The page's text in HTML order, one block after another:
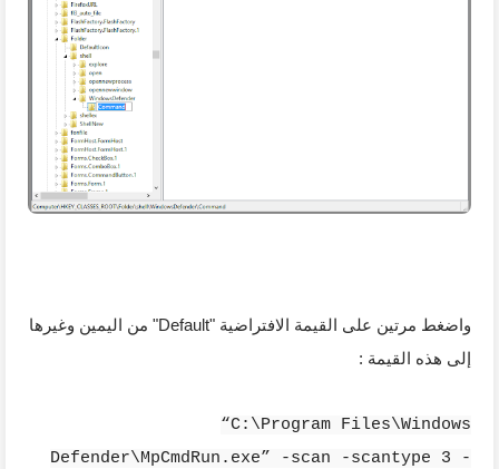
واضغط مرتين على القيمة الافتراضية "Default" من اليمين وغيرها
إلى هذه القيمة :
“C:\Program Files\Windows
Defender\MpCmdRun.exe” -scan -scantype 3 -